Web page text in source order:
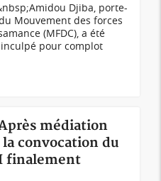
Djiba, porte-
Mouvement des forces
(MFDC), a été
pour complot
médiation
convocation du
finalement